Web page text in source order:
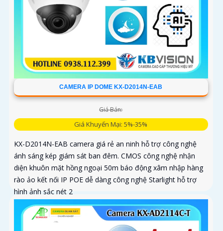
CAMERA IP DOME KX-D2014N-EAB
Giá Bán:
Giá Khuyến Mại: 5%-35%
KX-D2014N-EAB camera giá rẻ an ninh hỗ trợ công nghệ
ánh sáng kép giám sát ban đêm. CMOS công nghệ nhận
diện khuôn mặt hồng ngoại 50m báo động xâm nhập hàng
rào ảo kết nối IP POE dễ dàng công nghệ Starlight hỗ trợ
hình ảnh sắc nét 2